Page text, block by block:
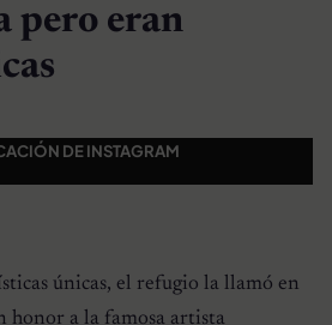
pero eran
DE INSTAGRAM
únicas, el refugio la llamó en
honor a la famosa artista